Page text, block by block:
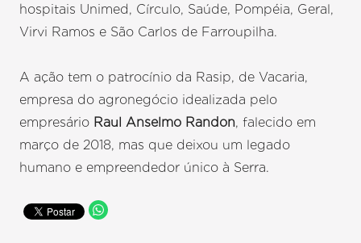
hospitais Unimed, Círculo, Saúde, Pompéia, Geral,
Virvi Ramos e São Carlos de Farroupilha.
A ação tem o patrocínio da Rasip, de Vacaria,
empresa do agronegócio idealizada pelo
empresário Raul Anselmo Randon, falecido em
março de 2018, mas que deixou um legado
humano e empreendedor único à Serra.